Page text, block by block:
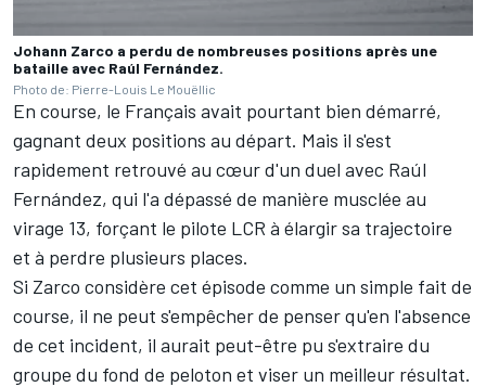
Johann Zarco a perdu de nombreuses positions après une
bataille avec Raúl Fernández.
Photo de: Pierre-Louis Le Mouëllic
En course, le Français avait pourtant bien démarré,
gagnant deux positions au départ. Mais il s'est
rapidement retrouvé au cœur d'un duel avec Raúl
Fernández, qui l'a dépassé de manière musclée au
virage 13, forçant le pilote LCR à élargir sa trajectoire
et à perdre plusieurs places.
Si Zarco considère cet épisode comme un simple fait de
course, il ne peut s'empêcher de penser qu'en l'absence
de cet incident, il aurait peut-être pu s'extraire du
groupe du fond de peloton et viser un meilleur résultat.